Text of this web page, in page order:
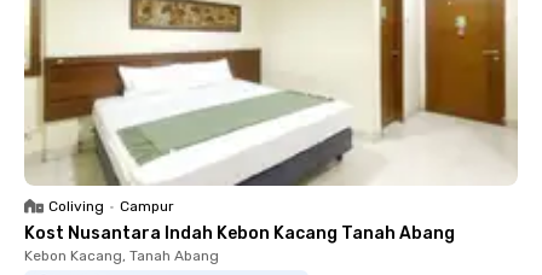
Coliving • Campur
Kost Nusantara Indah Kebon Kacang Tanah Abang
Kebon Kacang, Tanah Abang